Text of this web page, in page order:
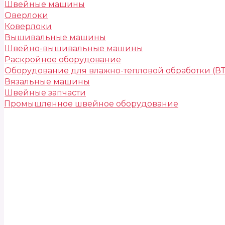
Швейные машины
Оверлоки
Коверлоки
Вышивальные машины
Швейно-вышивальные машины
Раскройное оборудование
Оборудование для влажно-тепловой обработки
Вязальные машины
Швейные запчасти
Промышленное швейное оборудование